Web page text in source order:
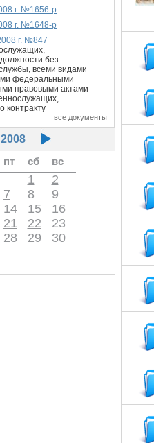
г. №1656-р
г. №1648-р
г. №847
без
всеми видами
федеральными
правовыми актами
контракту
все документы
пт сб вс
1
2
7 8
9
14 15
16
21 22
23
28 29 30